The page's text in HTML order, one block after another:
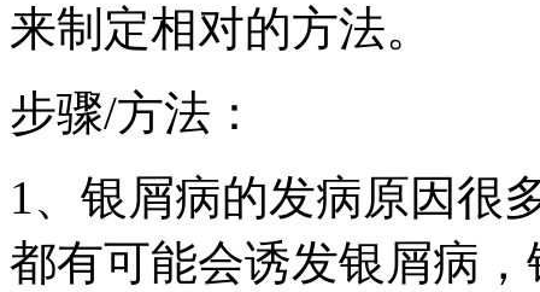
来制定相对的方法。
步骤/方法：
1、银屑病的发病原因很
都有可能会诱发银屑病